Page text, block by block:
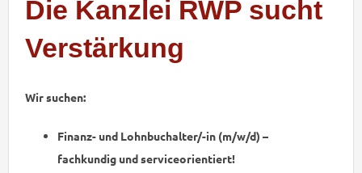
Die Kanzlei RWP sucht
Verstärkung
Wir suchen:
Finanz- und Lohnbuchalter/-in (m/w/d) –
fachkundig und serviceorientiert!